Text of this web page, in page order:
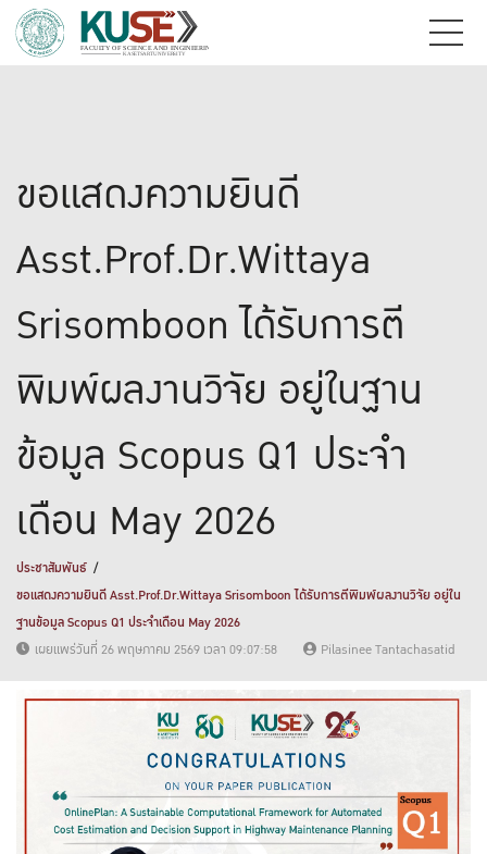
ขอแสดงความยินดี
Asst.Prof.Dr.Wittaya
Srisomboon ได้รับการตี
พิมพ์ผลงานวิจัย อยู่ในฐาน
ข้อมูล Scopus Q1 ประจำ
เดือน May 2026
ประชาสัมพันธ์
ขอแสดงความยินดี Asst.Prof.Dr.Wittaya Srisomboon ได้รับการตีพิมพ์ผลงานวิจัย อยู่ใน
ฐานข้อมูล Scopus Q1 ประจำเดือน May 2026
เผยแพร่วันที่ 26 พฤษภาคม 2569 เวลา 09:07:58
Pilasinee Tantachasatid